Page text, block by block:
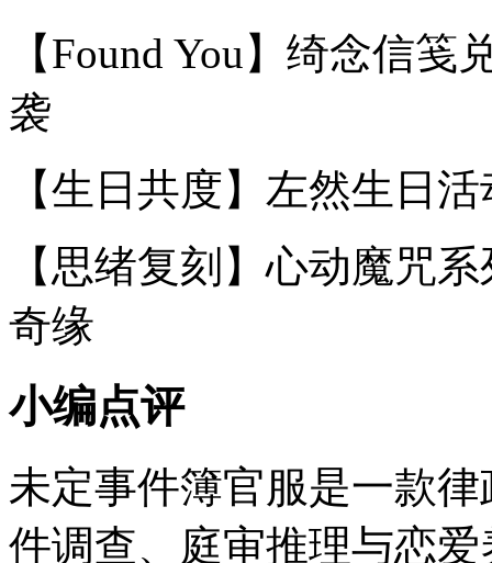
【Found You】绮念信
袭
【生日共度】左然生日
【思绪复刻】心动魔咒
奇缘
小编点评
未定事件簿官服是一款
件调查、庭审推理与恋